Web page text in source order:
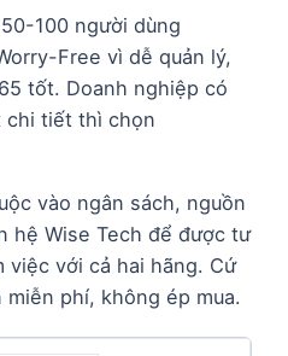
100 người dùng
Free vì dễ quản lý,
tốt. Doanh nghiệp có
chi tiết thì chọn
vào ngân sách, nguồn
hệ Wise Tech để được tư
với cả hai hãng. Cứ
phí, không ép mua.